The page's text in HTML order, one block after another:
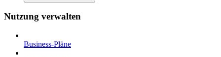
Nutzung verwalten
Business-Pläne